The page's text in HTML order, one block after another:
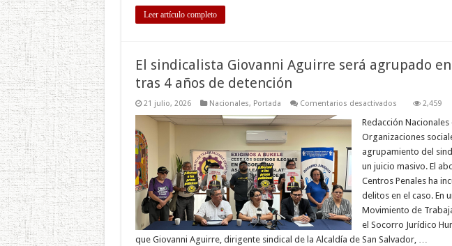
Leer artículo completo
El sindicalista Giovanni Aguirre será agrupado
tras 4 años de detención
21 julio, 2026 Nacionales, Portada Comentarios desactivadosen
sindicalista
Aguirre
será
agrupado
en
juicio
masivo
4
años
de
detención
2,459
Redacción
Organizaciones
agrupamiento del
un juicio masivo. El
Centros Penales ha
delitos en el caso. En
Movimiento de
el Socorro Jurídico
que Giovanni Aguirre, dirigente sindical de la Alcaldía de San Salvador, …